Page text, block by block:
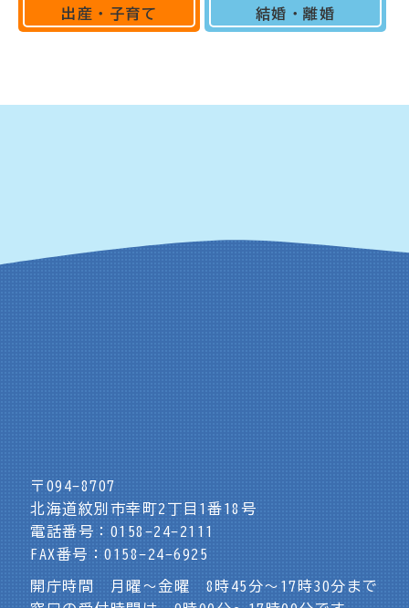
出産・子育て 結婚・離婚
〒094-8707
北海道紋別市幸町2丁目1番18号
電話番号：0158-24-2111
FAX番号：0158-24-6925
開庁時間 月曜～金曜 8時45分～17時30分まで